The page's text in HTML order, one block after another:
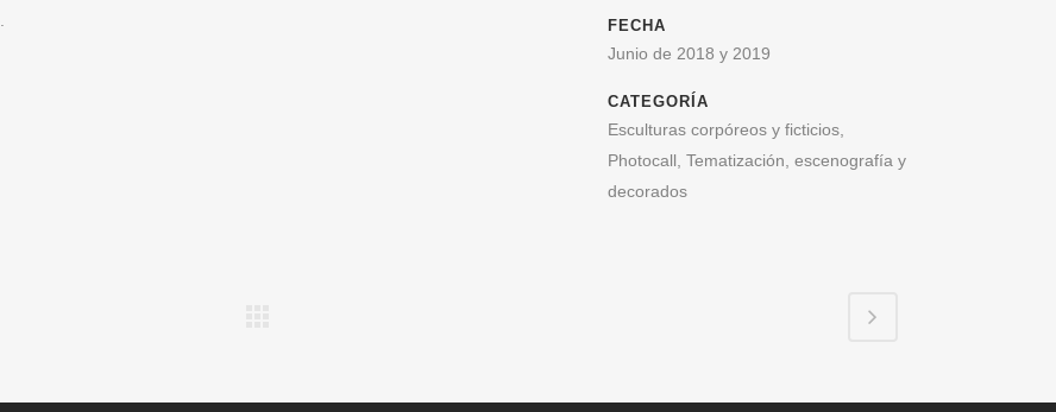
FECHA
Junio de 2018 y 2019
CATEGORÍA
Esculturas corpóreos y ficticios,
Photocall, Tematización, escenografía y
decorados